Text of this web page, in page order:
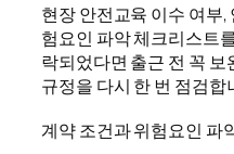
현장 안전교육 이수 여부,
험요인 파악 체크리스트
락되었다면 출근 전 꼭
규정을 다시 한 번 점검합
계약 조건과 위험요인 파